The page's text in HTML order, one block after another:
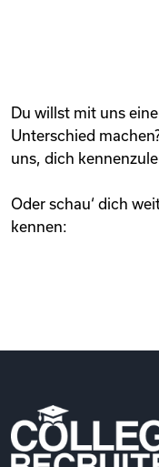
Du willst mit uns
Unterschied
uns, dich
Oder schau‘ dich
kennen: